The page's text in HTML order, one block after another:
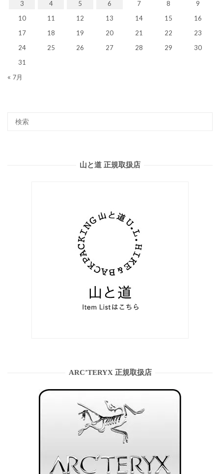
3 4 5 6 7 8
9
10
11 12 13 14 15
16
17
18 19 20 21 22
23
24
25 26 27 28 29
30
31
« 7月
山と道 正規取扱店
ARC’TERYX 正規取扱店